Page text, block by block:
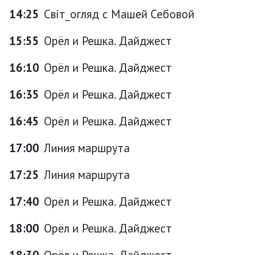
14:25 Світ_огляд с Машей Себовой
15:55 Орёл и Решка. Дайджест
16:10 Орёл и Решка. Дайджест
16:35 Орёл и Решка. Дайджест
16:45 Орёл и Решка. Дайджест
17:00 Линия маршрута
17:25 Линия маршрута
17:40 Орёл и Решка. Дайджест
18:00 Орёл и Решка. Дайджест